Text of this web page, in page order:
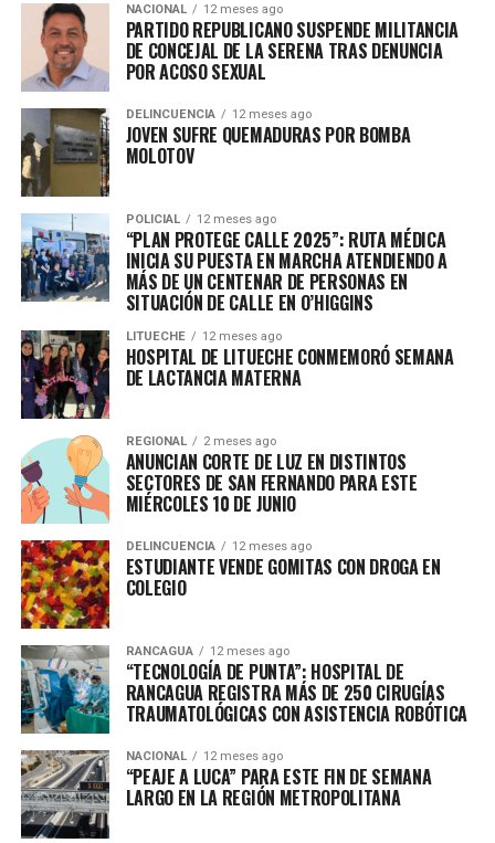
NACIONAL 12 meses ago
PARTIDO REPUBLICANO SUSPENDE MILITANCIA
DE CONCEJAL DE LA SERENA TRAS DENUNCIA
POR ACOSO SEXUAL
DELINCUENCIA 12 meses ago
JOVEN SUFRE QUEMADURAS POR BOMBA
MOLOTOV
POLICIAL 12 meses ago
“PLAN PROTEGE CALLE 2025”: RUTA MÉDICA
INICIA SU PUESTA EN MARCHA ATENDIENDO A
MÁS DE UN CENTENAR DE PERSONAS EN
SITUACIÓN DE CALLE EN O’HIGGINS
LITUECHE 12 meses ago
HOSPITAL DE LITUECHE CONMEMORÓ SEMANA
DE LACTANCIA MATERNA
REGIONAL 2 meses ago
ANUNCIAN CORTE DE LUZ EN DISTINTOS
SECTORES DE SAN FERNANDO PARA ESTE
MIÉRCOLES 10 DE JUNIO
DELINCUENCIA 12 meses ago
ESTUDIANTE VENDE GOMITAS CON DROGA EN
COLEGIO
RANCAGUA 12 meses ago
“TECNOLOGÍA DE PUNTA”: HOSPITAL DE
RANCAGUA REGISTRA MÁS DE 250 CIRUGÍAS
TRAUMATOLÓGICAS CON ASISTENCIA ROBÓTICA
NACIONAL 12 meses ago
“PEAJE A LUCA” PARA ESTE FIN DE SEMANA
LARGO EN LA REGIÓN METROPOLITANA